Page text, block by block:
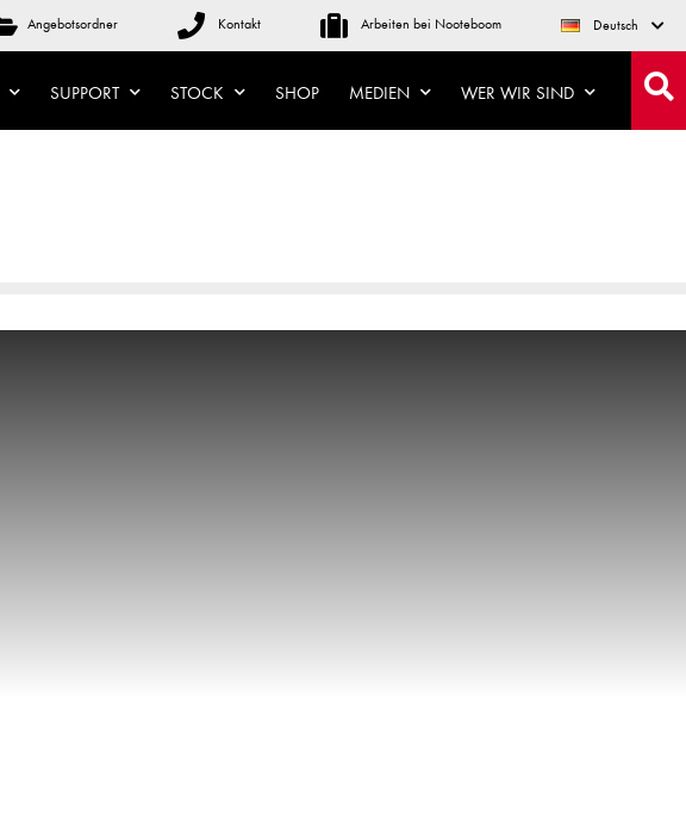
Angebotsordner Kontakt Arbeiten bei Nooteboom Deutsch
SUPPORT STOCK SHOP MEDIEN WER WIR SIND